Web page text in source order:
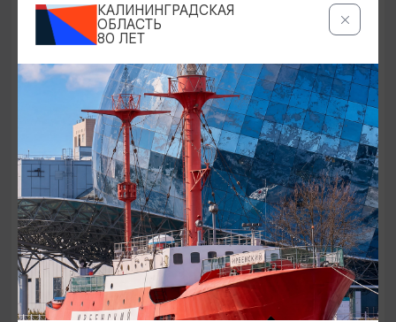
ЭКСКУРСИИ УЧРЕЖДЕНИЙ КУЛЬТУРЫ
Аудиоспектакль «Истории Куршской
косы»
01.02.2026 - 31.12.2026, 13:00
Куршская коса
ОТ 2500₽
КАЛИНИНГРАДСКАЯ
ОБЛАСТЬ
80 ЛЕТ